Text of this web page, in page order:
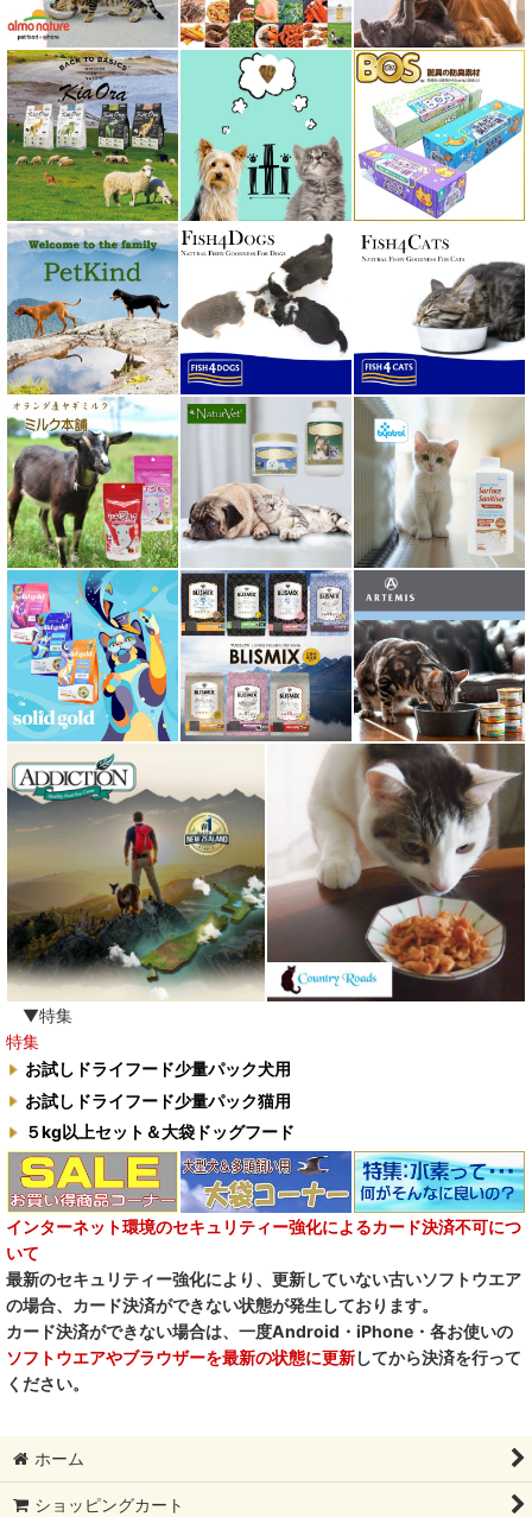
ベッツソリューション VetSolution
ベッツラボ Vets Labo
ペットカインド PetKind
ペトコト PETOKOTO
ホワイトフォックス
ボンショーズペット bonnechose pet
ママクック
ミャウ MEOW
ミャオイングヘッズ MEOWING HEADS
ミルク本舗
ムーラムーラ Moora Moora
ルイトモ RUITOMO
ロザイボトル
ロッカ ROKKA
ワイルドランド Wildes Land
わんぽうやく
ナチュラル重曹 アイテム合同会社
水素シリーズ
臭わない袋BOS
自然流
M.Y Forest推奨品
フォルツァ10犬キャンペーン
一口笑 Ikkosho
デイリーディライト DAILY DELIGHT
RENA DOG レナドッグ
PetO’CERA ペットセラ
▼特集
特集
お試しドライフード少量パック犬用
お試しドライフード少量パック猫用
５kg以上セット＆大袋ドッグフード
インターネット環境のセキュリティー強化によるカード決済不可につ
いて
最新のセキュリティー強化により、更新していない古いソフトウエア
の場合、カード決済ができない状態が発生しております。
カード決済ができない場合は、一度Android・iPhone・各お使いの
ソフトウエアやブラウザーを最新の状態に更新してから決済を行って
ください。
ホーム
ショッピングカート